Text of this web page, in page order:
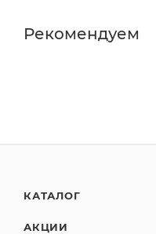
Рекомендуем
КАТАЛОГ
АКЦИИ